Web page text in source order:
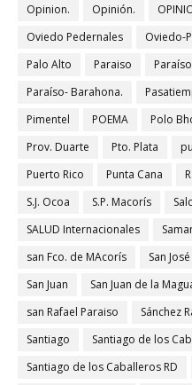
Opinion.
Opinión.
Oviedo Pedernales
Oviedo-
Palo Alto
Paraiso Paraíso
Paraíso- Barahona.
Pimentel
POEMA Polo
Prov. Duarte
Pto. Plata
Puerto Rico
Punta Cana
S.J. Ocoa
S.P. Macorís
SALUD Internacionales
san Fco. de MAcorís
San
San Juan
San Juan de la
san Rafael Paraiso
Sánchez
Santiago
Santiago de los
Santiago de los Caballeros RD